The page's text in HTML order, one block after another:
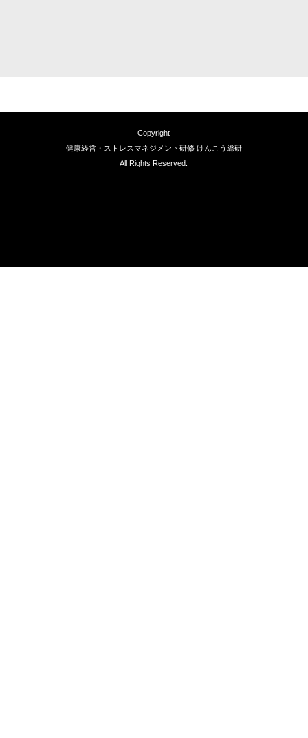
Copyright
健康経営・ストレスマネジメント研修 けんこう総研
All Rights Reserved.